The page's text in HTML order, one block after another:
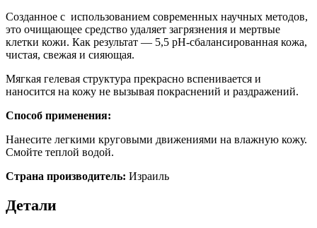
Созданное с использованием современных научных методов,
это очищающее средство удаляет загрязнения и мертвые
клетки кожи. Как результат — 5,5 рН-сбалансированная кожа,
чистая, свежая и сияющая.
Мягкая гелевая структура прекрасно вспенивается и
наносится на кожу не вызывая покраснений и раздражений.
Способ применения:
Нанесите легкими круговыми движениями на влажную кожу.
Смойте теплой водой.
Страна производитель: Израиль
Детали